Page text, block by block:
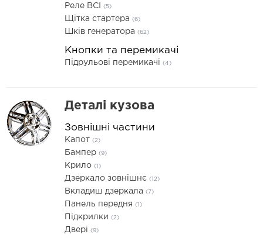
Реле ВСІ (5)
Щітка стартера (6)
Шків генератора (62)
Кнопки та перемикачі
Підрульові перемикачі (4)
Деталі кузова
Зовнішні частини
Капот (2)
Бампер (9)
Крило (1)
Дзеркало зовнішнє (12)
Вкладиш дзеркала (7)
Панель передня (1)
Підкрилки (2)
Двері (9)